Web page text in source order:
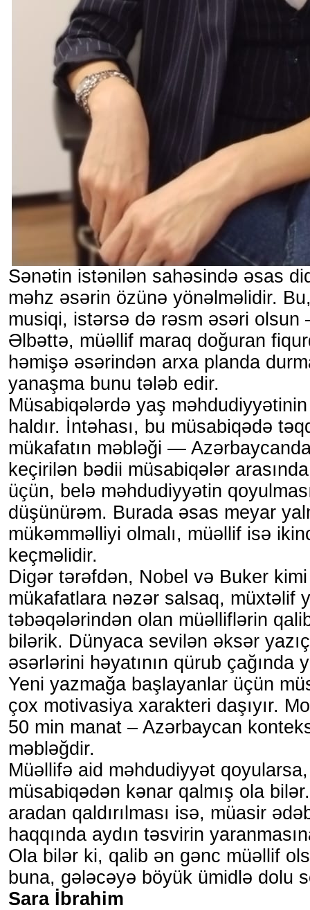
Sənətin istənilən sahəsində əsas
məhz əsərin özünə yönəlməlidir.
musiqi, istərsə də rəsm əsəri olsun
Əlbəttə, müəllif maraq doğuran
həmişə əsərindən arxa planda
yanaşma bunu tələb edir.
Müsabiqələrdə yaş məhdudiyyətinin
haldır. İntəhası, bu müsabiqədə
mükafatın məbləği —
keçirilən bədii müsabiqələr
üçün, belə məhdudiyyətin
düşünürəm. Burada əsas meyar
mükəmməlliyi olmalı, müəllif isə
keçməlidir.
Digər tərəfdən, Nobel və Buker
mükafatlara nəzər salsaq, müxtəlif
təbəqələrindən olan müəlliflərin
bilərik. Dünyaca sevilən əksər
əsərlərini həyatının qürub çağında
Yeni yazmağa başlayanlar üçün
çox motivasiya xarakteri daşıyır.
50 min manat – Azərbaycan
məbləğdir.
Müəllifə aid məhdudiyyət
müsabiqədən kənar qalmış ola
aradan qaldırılması isə, müasir
haqqında aydın təsvirin
Ola bilər ki, qalib ən gənc müəllif
buna, gələcəyə böyük ümidlə dolu
Sara İbrahim